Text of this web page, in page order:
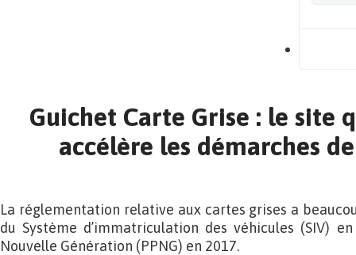
Guichet Carte Grise : le site
accélère les démarches
La réglementation relative aux cartes grises a
du Système d’immatriculation des véhicules (SIV)
Nouvelle Génération (PPNG) en 2017.